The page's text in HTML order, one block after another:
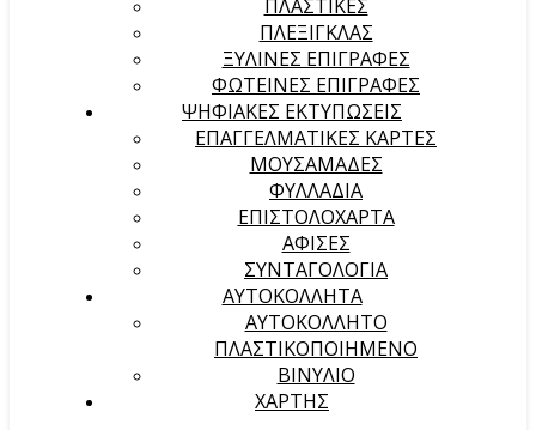
ΠΛΑΣΤΙΚΕΣ
ΠΛΕΞΙΓΚΛΑΣ
ΞΥΛΙΝΕΣ ΕΠΙΓΡΑΦΕΣ
ΦΩΤΕΙΝΕΣ ΕΠΙΓΡΑΦΕΣ
ΨΗΦΙΑΚΕΣ ΕΚΤΥΠΩΣΕΙΣ
ΕΠΑΓΓΕΛΜΑΤΙΚΕΣ ΚΑΡΤΕΣ
ΜΟΥΣΑΜΑΔΕΣ
ΦΥΛΛΑΔΙΑ
ΕΠΙΣΤΟΛΟΧΑΡΤΑ
ΑΦΙΣΕΣ
ΣΥΝΤΑΓΟΛΟΓΙΑ
ΑΥΤΟΚΟΛΛΗΤΑ
ΑΥΤΟΚΟΛΛΗΤΟ
ΠΛΑΣΤΙΚΟΠΟΙΗΜΕΝΟ
ΒΙΝΥΛΙΟ
ΧΑΡΤΗΣ